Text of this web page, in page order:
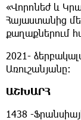
«Վորոնեժ և
Հայաստանից
քաղաքներում
2021-
Առուշանյանը։
ԱՇԽԱՐՀ
1438 -